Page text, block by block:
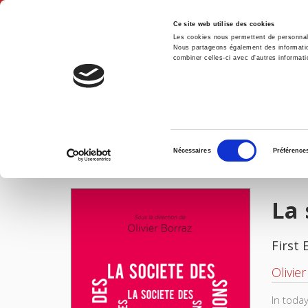
Ce site web utilise des cookies
Les cookies nous permettent de
Nous partageons également des
combiner celles-ci avec d'autres
consentement
Nécessaires
IMAGES
First
In